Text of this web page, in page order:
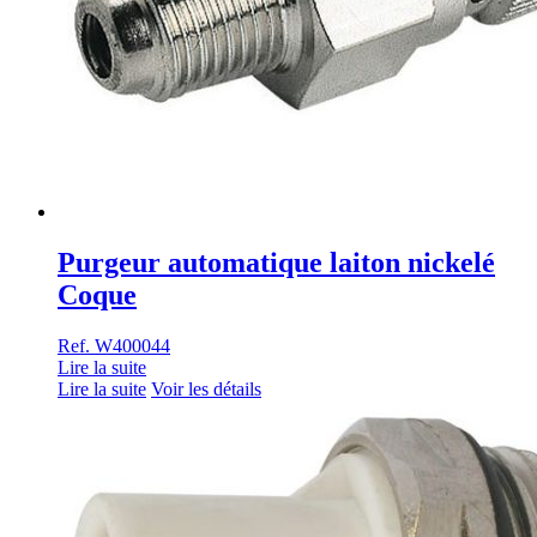
Purgeur automatique laiton nickelé
Coque
Ref. W400044
Lire la suite
Lire la suite Voir les détails